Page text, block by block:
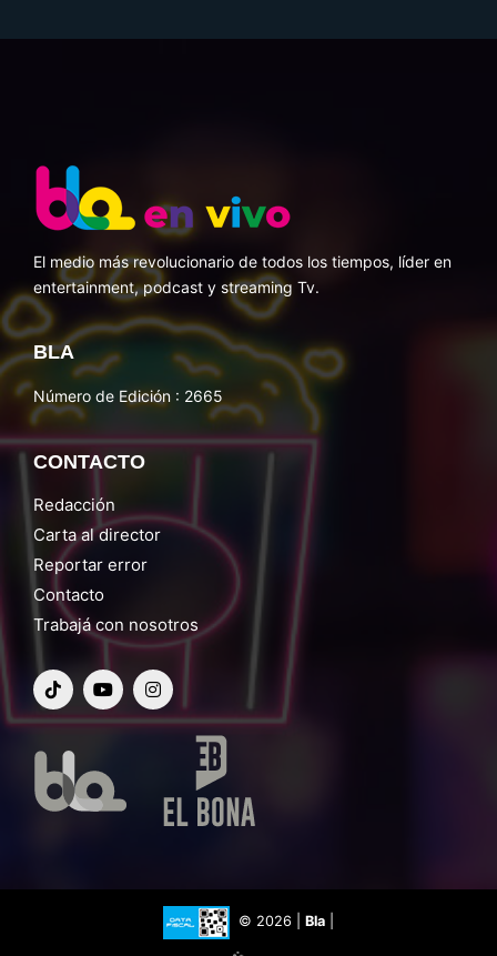
El medio más revolucionario de todos los tiempos, líder en
entertainment, podcast y streaming Tv.
BLA
Número de Edición : 2665
CONTACTO
Redacción
Carta al director
Reportar error
Contacto
Trabajá con nosotros
© 2026 | Bla